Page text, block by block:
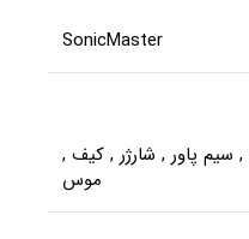
SonicMaster
, سیم پاور , شارژر , کیف ,
موس